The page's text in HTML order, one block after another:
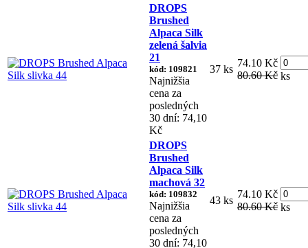
DROPS
Brushed
Alpaca Silk
zelená šalvia
21
kód: 109821
Najnižšia
cena za
posledných
30 dní: 74,10
Kč
37 ks
74.10 Kč
80.60 Kč ks
DROPS
Brushed
Alpaca Silk
machová 32
kód: 109832
Najnižšia
cena za
posledných
30 dní: 74,10
43 ks
74.10 Kč
80.60 Kč ks